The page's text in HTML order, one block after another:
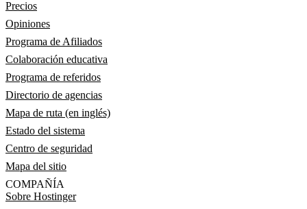
Precios
Opiniones
Programa de Afiliados
Colaboración educativa
Programa de referidos
Directorio de agencias
Mapa de ruta (en inglés)
Estado del sistema
Centro de seguridad
Mapa del sitio
COMPAÑÍA
Sobre Hostinger